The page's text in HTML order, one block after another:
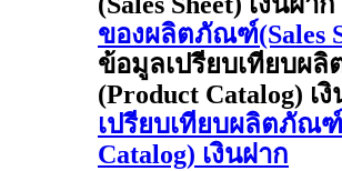
ของผลิตภัณฑ์(Sales
ข้อมูลเปรียบเทียบผ
(Product Catalog) เ
เปรียบเทียบผลิตภัณ
Catalog) เงินฝาก